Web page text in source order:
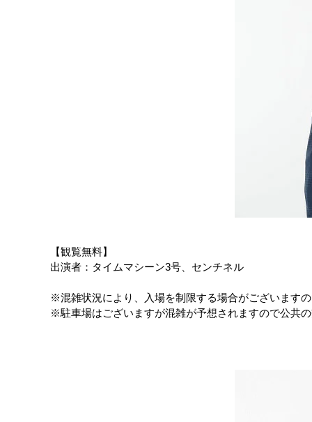
【観覧無料】
出演者：タイムマシーン3号、センチネル
※混雑状況により、入場を制限する場合がございますの
※駐車場はございますが混雑が予想されますので公共の